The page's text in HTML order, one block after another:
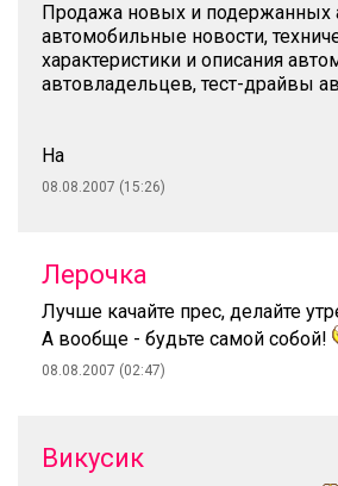
Продажа новых и подержанных
автомобильные новости,
характеристики и описания
автовладельцев, тест-драйвы
На
08.08.2007 (15:26)
Лерочка
Лучше качайте прес, делайте
А вообще - будьте самой собой!
08.08.2007 (02:47)
Викусик